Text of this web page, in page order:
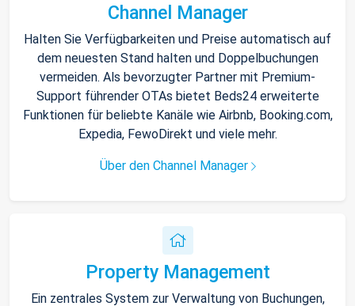
Channel Manager
Halten Sie Verfügbarkeiten und Preise automatisch auf
dem neuesten Stand halten und Doppelbuchungen
vermeiden. Als bevorzugter Partner mit Premium-
Support führender OTAs bietet Beds24 erweiterte
Funktionen für beliebte Kanäle wie Airbnb, Booking.com,
Expedia, FewoDirekt und viele mehr.
Über den Channel Manager
Property Management
Ein zentrales System zur Verwaltung von Buchungen,